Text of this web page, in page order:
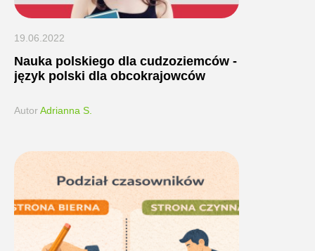
19.06.2022
Nauka polskiego dla cudzoziemców -
język polski dla obcokrajowców
AutorAdrianna S.